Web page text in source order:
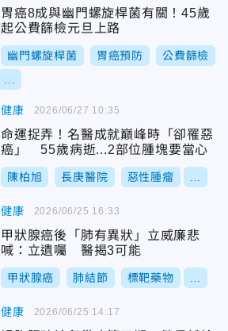
胃癌8成與幽門螺旋桿菌有關！45歲
起公費篩檢元旦上路
幽門螺旋桿菌 胃癌預防 公費篩檢
健康
命運捉弄！名醫成就巔峰時「卻罹惡
癌」 55歲病逝...2部位腫塊要當心
陳柏旭 長庚醫院 惡性腫瘤
2026/06/27 10:35
健康
甲狀腺癌後「肺有異狀」立威廉悲
喊：立遺囑 醫揭3可能
甲狀腺癌 肺結節 標靶藥物
2026/06/25 16:33
健康 2026/06/25 14:17